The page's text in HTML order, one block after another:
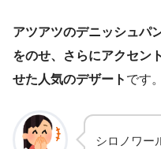
アツアツのデニッシュパ
をのせ、さらにアクセン
せた人気のデザート です。
シロノワー